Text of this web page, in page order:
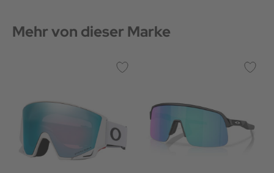
Mehr von dieser Marke